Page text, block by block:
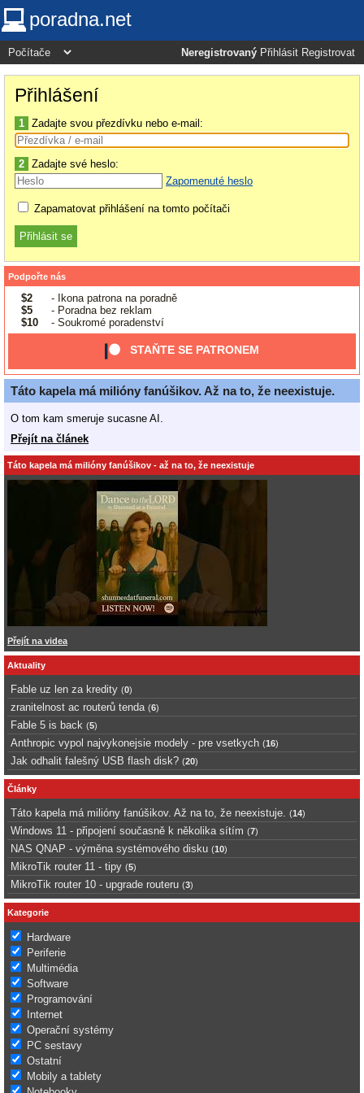
poradna.net
Neregistrovaný Přihlásit Registrovat
Přihlášení
1 Zadajte svou přezdívku nebo e-mail:
2 Zadajte své heslo:
Zapomenuté heslo
Zapamatovat přihlášení na tomto počítači
Podpořte nás
$2
- Ikona patrona na poradně
$5
- Poradna bez reklam
$10
- Soukromé poradenství
STAŇTE SE PATRONEM
Táto kapela má milióny fanúšikov. Až na to, že neexistuje.
O tom kam smeruje sucasne AI.
Přejít na článek
Táto kapela má milióny fanúšikov - až na to, že neexistuje
Přejít na videa
Aktuality
Fable uz len za kredity (0)
zranitelnost ac routerů tenda (6)
Fable 5 is back (5)
Anthropic vypol najvykonejsie modely - pre vsetkych (16)
Jak odhalit falešný USB flash disk? (20)
Články
Táto kapela má milióny fanúšikov. Až na to, že neexistuje. (14)
Windows 11 - připojení současně k několika sítím (7)
NAS QNAP - výměna systémového disku (10)
MikroTik router 11 - tipy (5)
MikroTik router 10 - upgrade routeru (3)
Kategorie
Hardware
Periferie
Multimédia
Software
Programování
Internet
Operační systémy
PC sestavy
Ostatní
Mobily a tablety